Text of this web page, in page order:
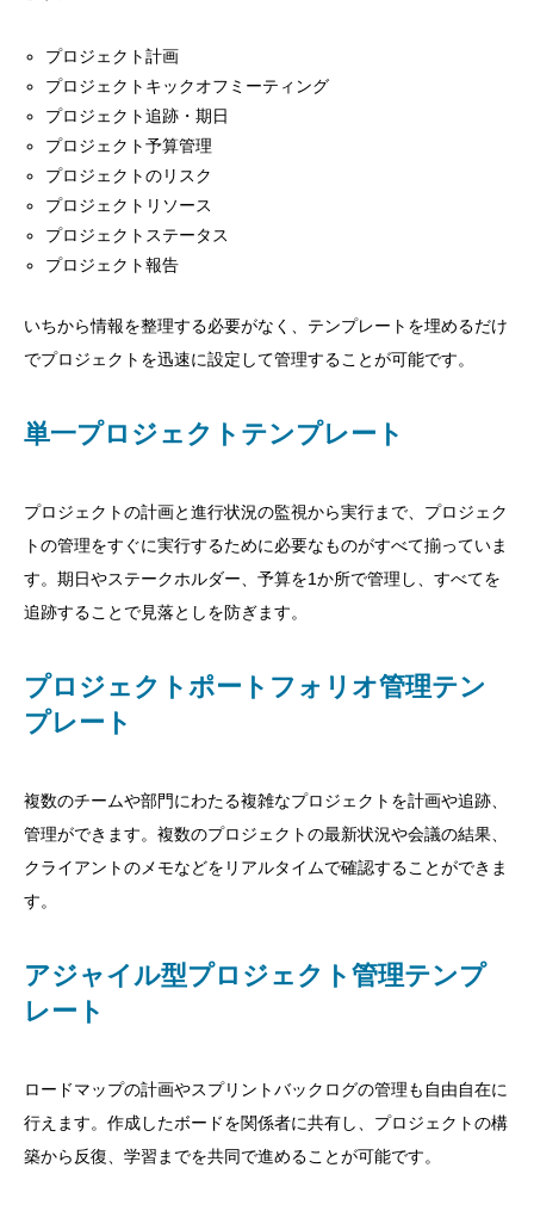
プロジェクト計画
プロジェクトキックオフミーティング
プロジェクト追跡・期日
プロジェクト予算管理
プロジェクトのリスク
プロジェクトリソース
プロジェクトステータス
プロジェクト報告
いちから情報を整理する必要がなく、テンプレートを埋めるだけ
でプロジェクトを迅速に設定して管理することが可能です。
単一プロジェクトテンプレート
プロジェクトの計画と進行状況の監視から実行まで、プロジェク
トの管理をすぐに実行するために必要なものがすべて揃っていま
す。期日やステークホルダー、予算を1か所で管理し、すべてを
追跡することで見落としを防ぎます。
プロジェクトポートフォリオ管理テン
プレート
複数のチームや部門にわたる複雑なプロジェクトを計画や追跡、
管理ができます。複数のプロジェクトの最新状況や会議の結果、
クライアントのメモなどをリアルタイムで確認することができま
す。
アジャイル型プロジェクト管理テンプ
レート
ロードマップの計画やスプリントバックログの管理も自由自在に
行えます。作成したボードを関係者に共有し、プロジェクトの構
築から反復、学習までを共同で進めることが可能です。